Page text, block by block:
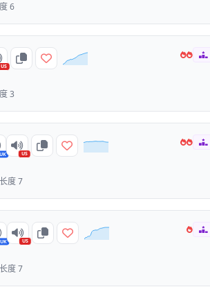
6
US
3
UK US
度 7
UK US
度 7